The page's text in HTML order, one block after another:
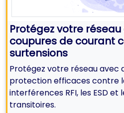
Protégez votre
coupures de courant
surtensions
Protégez votre réseau avec
protection efficaces contre
interférences RFI, les ESD et
transitoires.